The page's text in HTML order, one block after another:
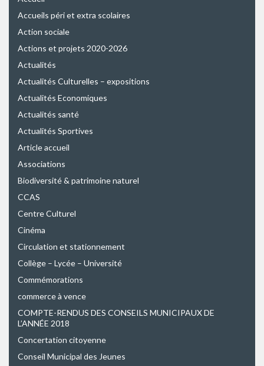
Accueils péri et extra scolaires
Action sociale
Actions et projets 2020-2026
Actualités
Actualités Culturelles – expositions
Actualités Economiques
Actualités santé
Actualités Sportives
Article accueil
Associations
Biodiversité & patrimoine naturel
CCAS
Centre Culturel
Cinéma
Circulation et stationnement
Collège – Lycée – Université
Commémorations
commerce à vence
COMPTE-RENDUS DES CONSEILS MUNICIPAUX DE
L’ANNÉE 2018
Concertation citoyenne
Conseil Municipal des Jeunes